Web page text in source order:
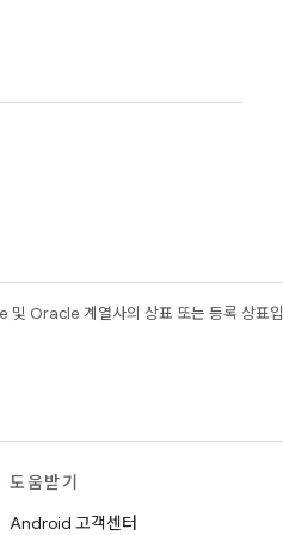
및 Oracle 계열사의 상표 또는 등록 상표입
도움받기
Android 고객센터